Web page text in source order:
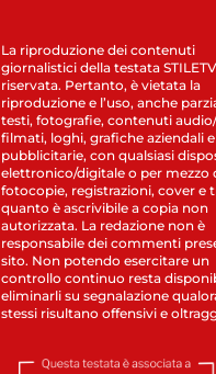
La riproduzione dei contenuti
giornalistici della testata
riservata. Pertanto, è vietata la
riproduzione e l’uso, anche
testi, fotografie, contenuti
filmati, loghi, grafiche aziendali e
pubblicitarie, con qualsiasi
elettronico/digitale o per mezzo
fotocopie, registrazioni, cover e
quanto è ascrivibile a copia non
autorizzata. La redazione non è
responsabile dei commenti
sito. Non potendo esercitare un
controllo continuo resta
eliminarli su segnalazione
stessi risultano offensivi e